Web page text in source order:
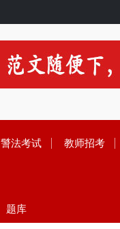
警法考试 教师招考
题库